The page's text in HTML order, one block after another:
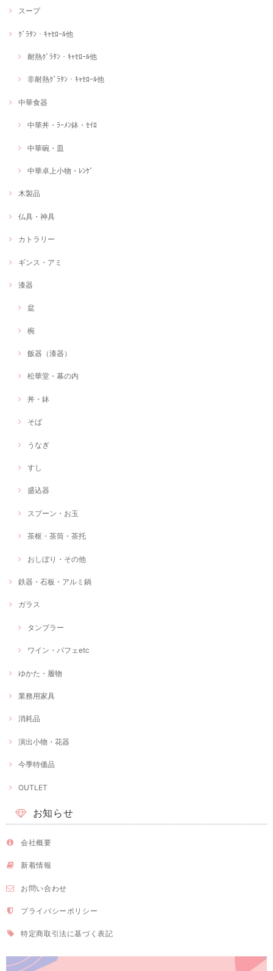
スープ
ｸﾞﾗﾀﾝ・ｷｬｾﾛｰﾙ他
耐熱ｸﾞﾗﾀﾝ・ｷｬｾﾛｰﾙ他
非耐熱ｸﾞﾗﾀﾝ・ｷｬｾﾛｰﾙ他
中華食器
中華丼・ﾗｰﾒﾝ鉢・ｾｲﾛ
中華碗・皿
中華卓上小物・ﾚﾝｹﾞ
木製品
仏具・神具
カトラリー
ギンス・アミ
漆器
盆
椀
飯器（漆器）
松華堂・幕の内
丼・鉢
そば
うなぎ
すし
盛込器
スプーン・お玉
茶枢・茶筒・茶托
おしぼり・その他
鉄器・石板・アルミ鍋
ガラス
タンブラー
ワイン・パフェetc
ゆかた・履物
業務用家具
消耗品
演出小物・花器
今季特価品
OUTLET
お知らせ
会社概要
新着情報
お問い合わせ
プライバシーポリシー
特定商取引法に基づく表記